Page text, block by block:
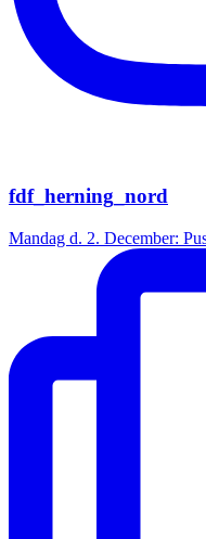
fdf_herning_nord
Mandag d. 2. December: